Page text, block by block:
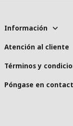
Información
Atención al cliente
Términos y
Póngase en